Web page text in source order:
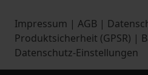
Impressum | AGB |
Produktsicherheit (GPSR) |
Datenschutz-Einstellungen